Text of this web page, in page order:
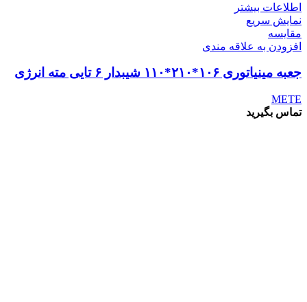
اطلاعات بیشتر
نمایش سریع
مقايسه
افزودن به علاقه مندی
جعبه مینیاتوری ۱۰۶*۲۱۰*۱۱۰ شیبدار ۶ تایی مته انرژی
METE
تماس بگیرید